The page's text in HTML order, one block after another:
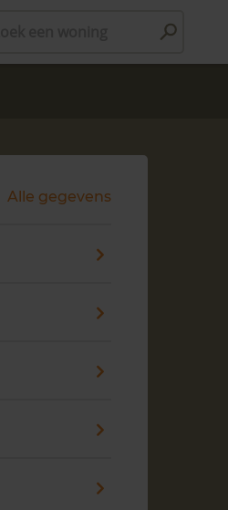
Alle gegevens